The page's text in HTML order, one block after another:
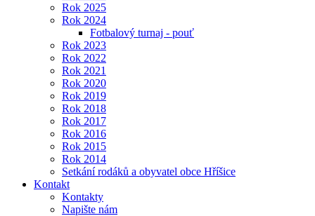
Rok 2025
Rok 2024
Fotbalový turnaj - pouť
Rok 2023
Rok 2022
Rok 2021
Rok 2020
Rok 2019
Rok 2018
Rok 2017
Rok 2016
Rok 2015
Rok 2014
Setkání rodáků a obyvatel obce Hříšice
Kontakt
Kontakty
Napište nám